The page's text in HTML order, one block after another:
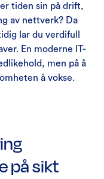
tiden sin på drift,
av nettverk? Da
lar du verdifull
En moderne IT-
men på å
å vokse.
på sikt